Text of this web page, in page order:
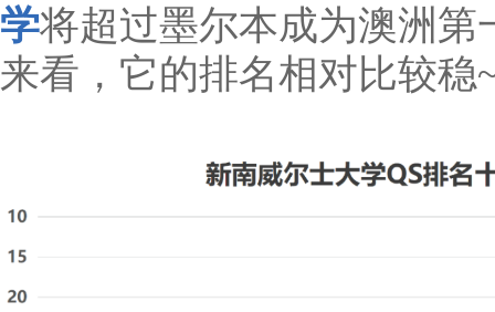
学将超过墨尔本成为澳洲第
来看，它的排名相对比较稳